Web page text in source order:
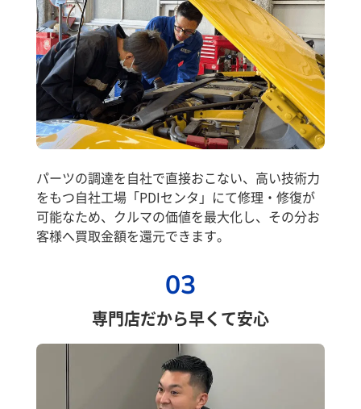
パーツの調達を自社で直接おこない、高い技術力
をもつ自社工場「PDIセンタ」にて修理・修復が
可能なため、クルマの価値を最大化し、その分お
客様へ買取金額を還元できます。
03
専門店だから早くて安心